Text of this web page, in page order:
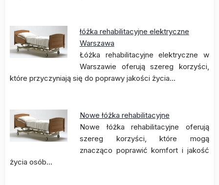
łóżka rehabilitacyjne elektryczne
Warszawa
Łóżka rehabilitacyjne elektryczne w
Warszawie oferują szereg korzyści,
które przyczyniają się do poprawy jakości życia…
Nowe łóżka rehabilitacyjne
Nowe łóżka rehabilitacyjne oferują
szereg korzyści, które mogą
znacząco poprawić komfort i jakość
życia osób…